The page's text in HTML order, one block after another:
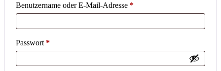
Benutzername oder E-Mail-Adresse *Erforderlich
Passwort *Erforderlich